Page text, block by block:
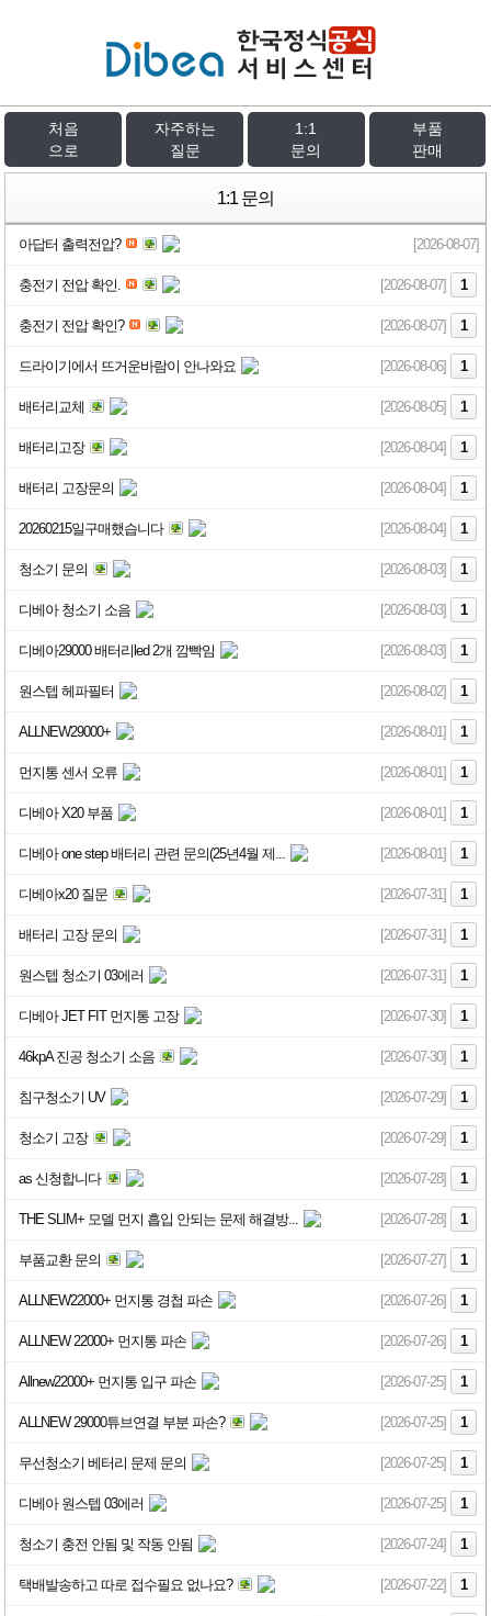
처음
으로
자주하는
질문
1:1
문의
부품
판매
1:1 문의
아답터 출력전압? [2026-08-07]
충전기 전압 확인. [2026-08-07] 1
충전기 전압 확인? [2026-08-07] 1
드라이기에서 뜨거운바람이 안나와요 [2026-08-06] 1
배터리교체 [2026-08-05] 1
배터리고장 [2026-08-04] 1
배터리 고장문의 [2026-08-04] 1
20260215일구매했습니다 [2026-08-04] 1
청소기 문의 [2026-08-03] 1
디베아 청소기 소음 [2026-08-03] 1
디베아29000 배터리led 2개 깜빡임 [2026-08-03] 1
원스텝 헤파필터 [2026-08-02] 1
ALLNEW29000+ [2026-08-01] 1
먼지통 센서 오류 [2026-08-01] 1
디베아 X20 부품 [2026-08-01] 1
디베아 one step 배터리 관련 문의(25년4월 제... [2026-08-01] 1
디베아x20 질문 [2026-07-31] 1
배터리 고장 문의 [2026-07-31] 1
원스텝 청소기 03에러 [2026-07-31] 1
디베아 JET FIT 먼지통 고장 [2026-07-30] 1
46kpA 진공 청소기 소음 [2026-07-30] 1
침구청소기 UV [2026-07-29] 1
청소기 고장 [2026-07-29] 1
as 신청합니다 [2026-07-28] 1
THE SLIM+ 모델 먼지 흡입 안되는 문제 해결방... [2026-07-28] 1
부품교환 문의 [2026-07-27] 1
ALLNEW22000+ 먼지통 경첩 파손 [2026-07-26] 1
ALLNEW 22000+ 먼지통 파손 [2026-07-26] 1
Allnew22000+ 먼지통 입구 파손 [2026-07-25] 1
ALLNEW 29000튜브연결 부분 파손? [2026-07-25] 1
무선청소기 베터리 문제 문의 [2026-07-25] 1
디베아 원스텝 03에러 [2026-07-25] 1
청소기 충전 안됨 및 작동 안됨 [2026-07-24] 1
택배발송하고 따로 접수필요 없나요? [2026-07-22] 1